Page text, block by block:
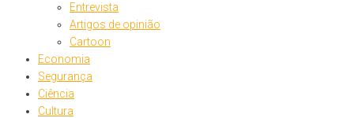
Entrevista
Artigos de opinião
Cartoon
Economia
Segurança
Ciência
Cultura